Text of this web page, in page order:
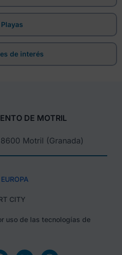
Playas
de interés
DE MOTRIL
Motril (Granada)​
CITY
uso de las tecnologías de